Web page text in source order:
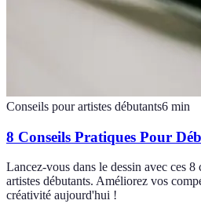
Conseils pour artistes débutants6 min
8 Conseils Pratiques Pour
Lancez-vous dans le dessin avec ces
artistes débutants. Améliorez vos
créativité aujourd'hui !